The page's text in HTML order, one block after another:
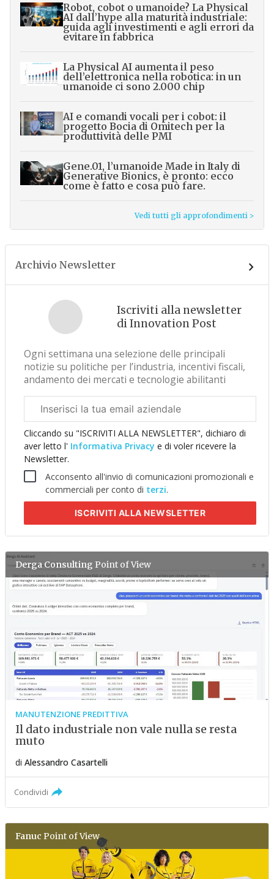
Robot, cobot o umanoide? La Physical
AI dall’hype alla maturità industriale:
guida agli investimenti e agli errori da
evitare in fabbrica
La Physical AI aumenta il peso
dell’elettronica nella robotica: in un
umanoide ci sono 2.000 chip
AI e comandi vocali per i cobot: il
progetto Bocia di Omitech per la
produttività delle PMI
Gene.01, l’umanoide Made in Italy di
Generative Bionics, è pronto: ecco
come è fatto e cosa può fare.
Vedi tutti gli approfondimenti >
Archivio Newsletter
Iscriviti alla newsletter
di Innovation Post
Ogni settimana una selezione delle principali
notizie su politiche per l’industria, incentivi fiscali,
andamento dei mercati e tecnologie abilitanti
aziendale
Cliccando su "ISCRIVITI ALLA NEWSLETTER", dichiaro di
aver letto l' Informativa Privacy e di voler ricevere la
Newsletter.
Acconsento all'invio di comunicazioni promozionali e
commerciali per conto di terzi.
ISCRIVITI ALLA NEWSLETTER
Derga Consulting Point of View
MANUTENZIONE PREDITTIVA
Il dato industriale non vale nulla se resta
muto
di Alessandro Casartelli
Condividi
Fanuc Point of View